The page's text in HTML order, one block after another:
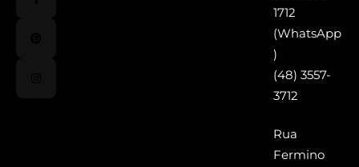
1712
(WhatsApp
)
(48) 3557-
3712
Rua
Fermino